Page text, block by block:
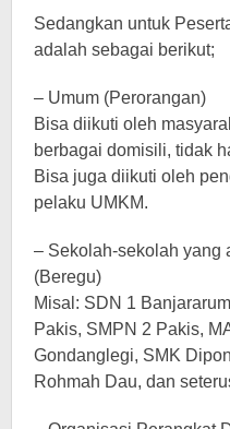
Sedangkan untuk
adalah sebagai berikut;
– Umum (Perorangan)
Bisa diikuti oleh
berbagai domisili, tidak
Bisa juga diikuti oleh
pelaku UMKM.
– Sekolah-sekolah yang
(Beregu)
Misal: SDN 1
Pakis, SMPN 2 Pakis,
Gondanglegi, SMK
Rohmah Dau, dan